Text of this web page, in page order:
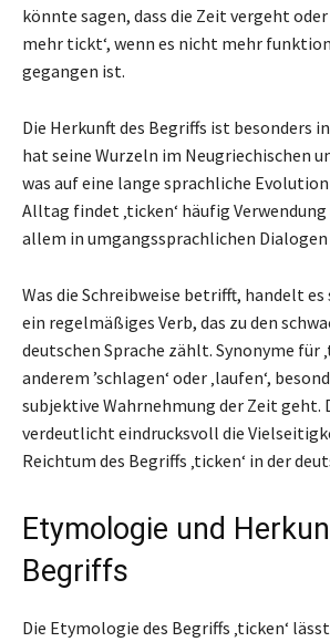
könnte sagen, dass die Zeit vergeht
mehr tickt‘, wenn es nicht mehr
gegangen ist.
Die Herkunft des Begriffs ist besonders
hat seine Wurzeln im Neugriechischen
was auf eine lange sprachliche
Alltag findet ‚ticken‘ häufig
allem in umgangssprachlichen Dialogen
Was die Schreibweise betrifft, handelt es
ein regelmäßiges Verb, das zu den
deutschen Sprache zählt. Synonyme für
anderem ’schlagen‘ oder ‚laufen‘,
subjektive Wahrnehmung der Zeit geht.
verdeutlicht eindrucksvoll die
Reichtum des Begriffs ‚ticken‘ in der
Etymologie und
Begriffs
Die Etymologie des Begriffs ‚ticken‘